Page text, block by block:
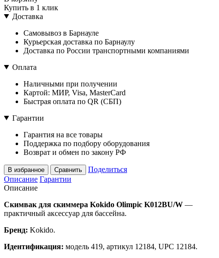
Купить в 1 клик
Доставка
Самовывоз в Барнауле
Курьерская доставка по Барнаулу
Доставка по России транспортными компаниями
Оплата
Наличными при получении
Картой: МИР, Visa, MasterCard
Быстрая оплата по QR (СБП)
Гарантии
Гарантия на все товары
Поддержка по подбору оборудования
Возврат и обмен по закону РФ
В избранное Сравнить
Поделиться
Описание Гарантии
Описание
Скимвак для скиммера Kokido Olimpic K012BU/W —
практичный аксессуар для бассейна.
Бренд: Kokido.
Идентификация: модель 419, артикул 12184, UPC 12184.